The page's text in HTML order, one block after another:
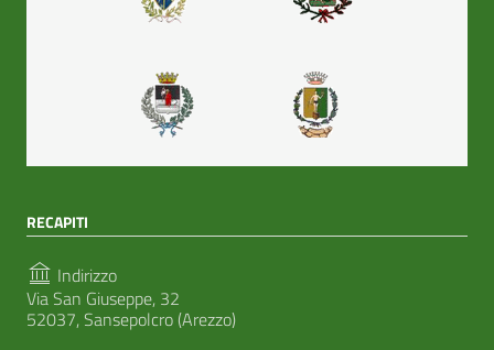
RECAPITI
Indirizzo
Via San Giuseppe, 32
52037, Sansepolcro (Arezzo)